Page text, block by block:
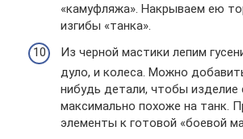
«камуфляжа». Накрываем ею
изгибы «танка».
Из черной мастики лепим
дуло, и колеса. Можно
нибудь детали, чтобы изделие
максимально похоже на танк.
элементы к готовой «боевой